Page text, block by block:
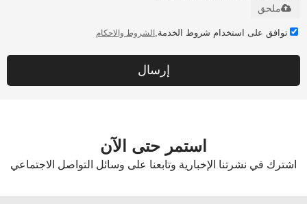
ملحق
توافق على استخدام شروط الخدمة, الشروط والاحكام
إرسال
استمر حتى الآن
اشترك في نشرتنا الإخبارية وتابعنا على وسائل التواصل الاجتماعي